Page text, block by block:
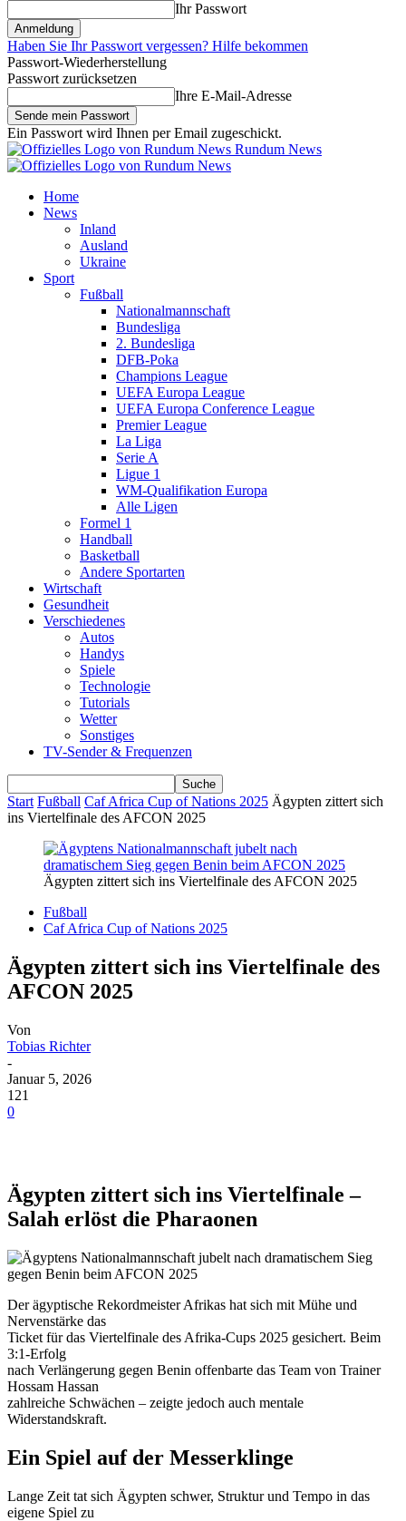
Ihr Passwort
Haben Sie Ihr Passwort vergessen? Hilfe bekommen
Passwort-Wiederherstellung
Passwort zurücksetzen
Ihre E-Mail-Adresse
Ein Passwort wird Ihnen per Email zugeschickt.
Rundum News
Home
News
Inland
Ausland
Ukraine
Sport
Fußball
Nationalmannschaft
Bundesliga
2. Bundesliga
DFB-Poka
Champions League
UEFA Europa League
UEFA Europa Conference League
Premier League
La Liga
Serie A
Ligue 1
WM-Qualifikation Europa
Alle Ligen
Formel 1
Handball
Basketball
Andere Sportarten
Wirtschaft
Gesundheit
Verschiedenes
Autos
Handys
Spiele
Technologie
Tutorials
Wetter
Sonstiges
TV-Sender & Frequenzen
Start Fußball Caf Africa Cup of Nations 2025 Ägypten zittert sich
ins Viertelfinale des AFCON 2025
Ägypten zittert sich ins Viertelfinale des AFCON 2025
Fußball
Caf Africa Cup of Nations 2025
Ägypten zittert sich ins Viertelfinale des
AFCON 2025
Von
Tobias Richter
-
Januar 5, 2026
121
0
Ägypten zittert sich ins Viertelfinale –
Salah erlöst die Pharaonen
Der ägyptische Rekordmeister Afrikas hat sich mit Mühe und
Nervenstärke das
Ticket für das Viertelfinale des Afrika-Cups 2025 gesichert. Beim
3:1-Erfolg
nach Verlängerung gegen Benin offenbarte das Team von Trainer
Hossam Hassan
zahlreiche Schwächen – zeigte jedoch auch mentale
Widerstandskraft.
Ein Spiel auf der Messerklinge
Lange Zeit tat sich Ägypten schwer, Struktur und Tempo in das
eigene Spiel zu